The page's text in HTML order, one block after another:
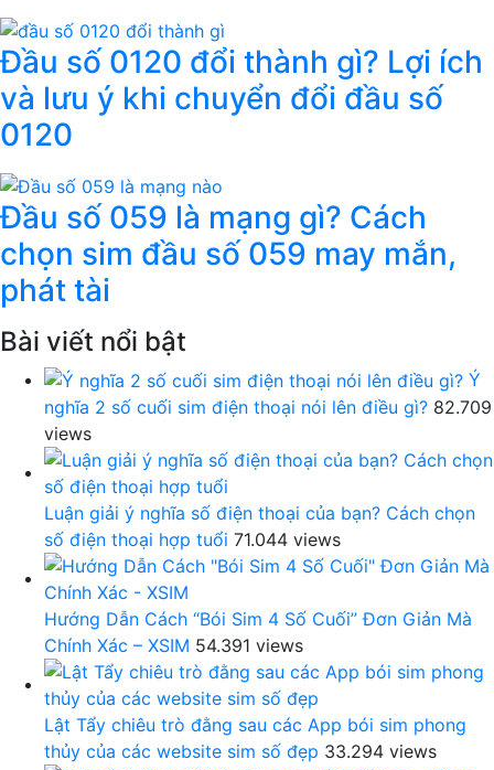
Đầu số 0120 đổi thành gì? Lợi ích
và lưu ý khi chuyển đổi đầu số
0120
Đầu số 059 là mạng gì? Cách
chọn sim đầu số 059 may mắn,
phát tài
Bài viết nổi bật
Ý
nghĩa 2 số cuối sim điện thoại nói lên điều gì? 82.709
views
Luận giải ý nghĩa số điện thoại của bạn? Cách chọn
số điện thoại hợp tuổi 71.044 views
Hướng Dẫn Cách “Bói Sim 4 Số Cuối” Đơn Giản Mà
Chính Xác – XSIM 54.391 views
Lật Tẩy chiêu trò đằng sau các App bói sim phong
thủy của các website sim số đẹp 33.294 views